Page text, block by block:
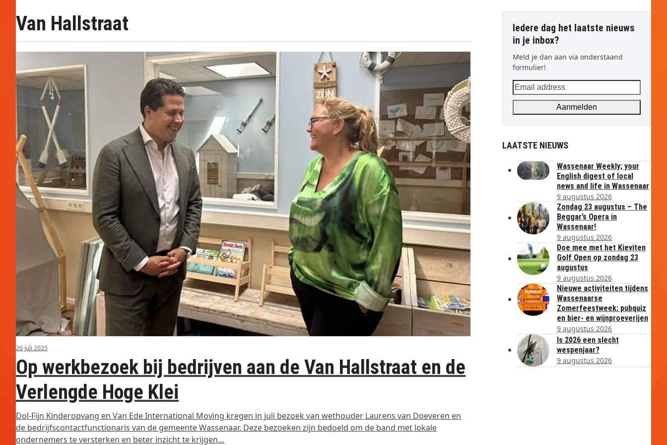
Van Hallstraat
26 juli 2025
Op werkbezoek bij bedrijven aan de Van Hallstraat en de
Verlengde Hoge Klei
Dol-Fijn Kinderopvang en Van Ede International Moving kregen in juli bezoek van wethouder Laurens van Doeveren en
de bedrijfscontactfunctionaris van de gemeente Wassenaar. Deze bezoeken zijn bedoeld om de band met lokale
ondernemers te versterken en beter inzicht te krijgen…
Iedere dag het laatste nieuws
in je inbox?
Meld je dan aan via onderstaand
formulier!
Email
address
Aanmelden
LAATSTE NIEUWS
Wassenaar Weekly; your
English digest of local
news and life in Wassenaar
9 augustus 2026
Zondag 23 augustus – The
Beggar’s Opera in
Wassenaar!
9 augustus 2026
Doe mee met het Kieviten
Golf Open op zondag 23
augustus
9 augustus 2026
Nieuwe activiteiten tijdens
Wassenaarse
Zomerfeestweek: pubquiz
en bier- en wijnproeverijen
9 augustus 2026
Is 2026 een slecht
wespenjaar?
9 augustus 2026